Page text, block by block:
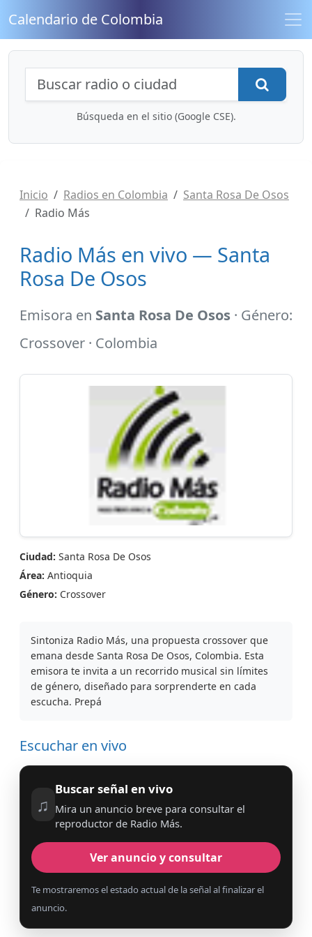
Calendario de Colombia
Búsqueda de radios y contenidos
Búsqueda en el sitio (Google CSE).
Inicio Radios en Colombia
Santa Rosa De Osos
Radio Más
Radio Más en vivo — Santa
Rosa De Osos
Emisora en Santa Rosa De Osos · Género:
Crossover · Colombia
Ciudad: Santa Rosa De Osos
Área: Antioquia
Género: Crossover
Sintoniza Radio Más, una propuesta crossover que
emana desde Santa Rosa De Osos, Colombia. Esta
emisora te invita a un recorrido musical sin límites
de género, diseñado para sorprenderte en cada
escucha. Prepá
Escuchar en vivo
♫
Buscar señal en vivo
Mira un anuncio breve para consultar el
reproductor de Radio Más.
Ver anuncio y consultar
Te mostraremos el estado actual de la señal al finalizar el
anuncio.